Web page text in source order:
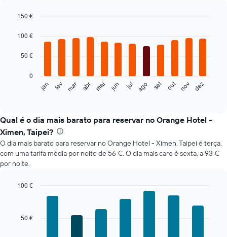
chart
bars.
o
preço
médio
de
um
quarto
cada
gráfico
apresenta
graphic.
jan fev mar abr mai jun jul ago set out nov dez
0
50 €
100 €
150 €
Qual é o dia mais barato para reservar no Orange Hotel -
Ximen, Taipei?
O dia mais barato para reservar no Orange Hotel - Ximen, Taipei é terça,
com uma tarifa média por noite de 56 €. O dia mais caro é sexta, a 93 €
por noite.
50 €
100 €